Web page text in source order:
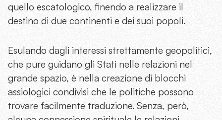
quello escatologico, finendo a realizzare il
destino di due continenti e dei suoi popoli.
Esulando dagli interessi strettamente geopolitici,
che pure guidano gli Stati nelle relazioni nel
grande spazio, è nella creazione di blocchi
assiologici condivisi che le politiche possono
trovare facilmente traduzione. Senza, però,